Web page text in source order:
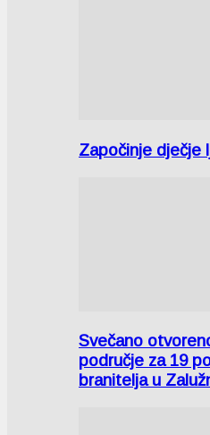
Započinje dječje
Svečano
područje za 19
branitelja u